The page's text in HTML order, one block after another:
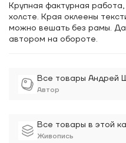
Все товары Андрей
Автор
Все товары в этой
Живопись
Крупная фактурная
холсте. Края оклеены текстильным скотчем
можно вешать без рамы.
автором на обороте.